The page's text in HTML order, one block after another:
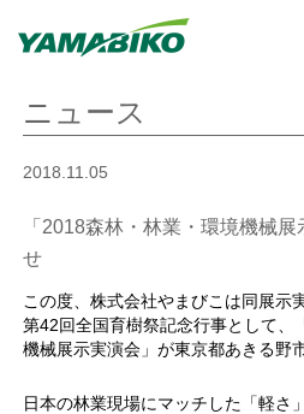
ニュース
2018.11.05
「2018森林・林業・環境機械
せ
この度、株式会社やまびこは同展示
第42回全国育樹祭記念行事として、
機械展示実演会」が東京都あきる野
日本の林業現場にマッチした「軽さ